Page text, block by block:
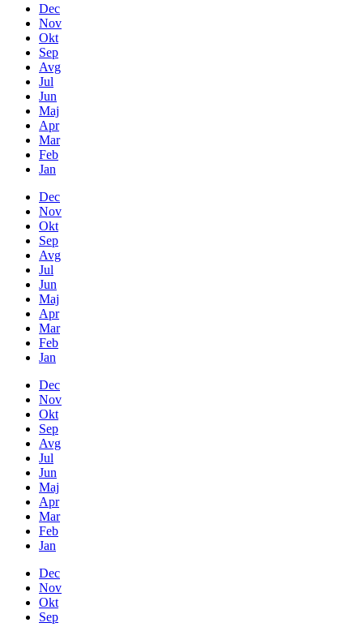
Dec
Nov
Okt
Sep
Avg
Jul
Jun
Maj
Apr
Mar
Feb
Jan
Dec
Nov
Okt
Sep
Avg
Jul
Jun
Maj
Apr
Mar
Feb
Jan
Dec
Nov
Okt
Sep
Avg
Jul
Jun
Maj
Apr
Mar
Feb
Jan
Dec
Nov
Okt
Sep